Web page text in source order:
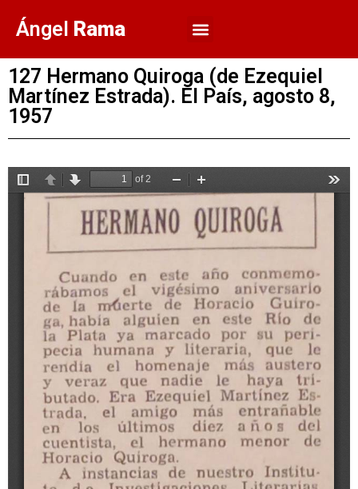
Ángel Rama
127 Hermano Quiroga (de Ezequiel
Martínez Estrada). El País, agosto 8,
1957